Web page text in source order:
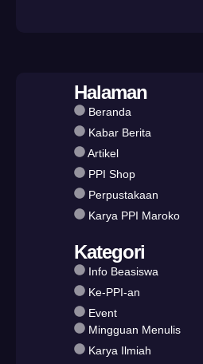
Halaman
Beranda
Kabar Berita
Artikel
PPI Shop
Perpustakaan
Karya PPI Maroko
Kategori
Info Beasiswa
Ke-PPI-an
Event
Mingguan Menulis
Karya Ilmiah